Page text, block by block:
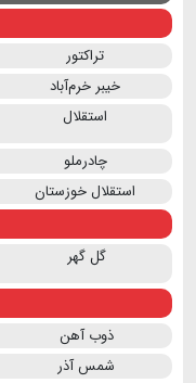
تراکتور
خیبر خرم‌آباد
استقلال
چادرملو
استقلال خوزستان
گل گهر
ذوب آهن
شمس آذر